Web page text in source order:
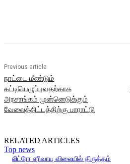
Previous article
நாட்டை மீண்டும்
கட்டியெழுப்புவதற்காக
அரசாங்கம் முன்னெடுக்கும்
வேலைத்திட்டத்திற்கு பாராட்டு
RELATED ARTICLES
Top news
லிட்ரோ எரிவாயு விலையில் திருத்தம்